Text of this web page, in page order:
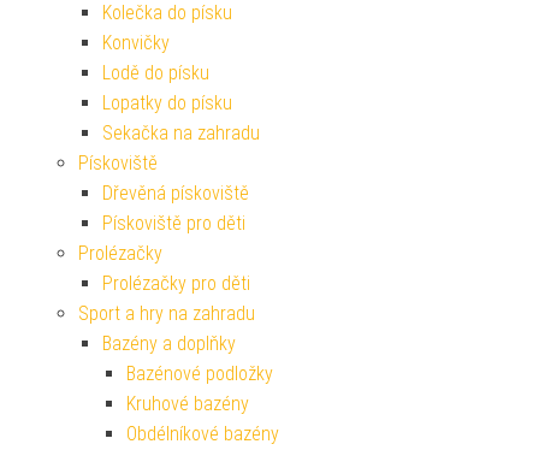
Kolečka do písku
Konvičky
Lodě do písku
Lopatky do písku
Sekačka na zahradu
Pískoviště
Dřevěná pískoviště
Pískoviště pro děti
Prolézačky
Prolézačky pro děti
Sport a hry na zahradu
Bazény a doplňky
Bazénové podložky
Kruhové bazény
Obdélníkové bazény